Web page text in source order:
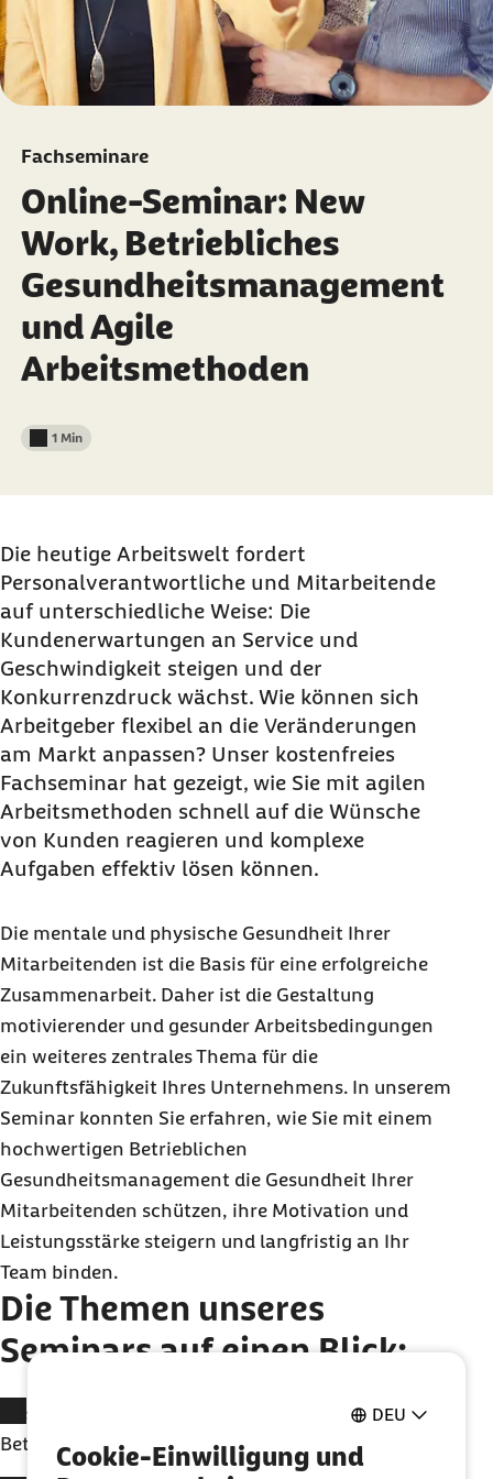
DEU
Cookie-Einwilligung und
Fachseminare
Online-Seminar: New
Work, Betriebliches
Gesundheitsmanagement
und Agile
Arbeitsmethoden
Lesedauer weniger als
1 Min
Die heutige Arbeitswelt fordert
Personalverantwortliche und Mitarbeitende
auf unterschiedliche Weise: Die
Kundenerwartungen an Service und
Geschwindigkeit steigen und der
Konkurrenzdruck wächst. Wie können sich
Arbeitgeber flexibel an die Veränderungen
am Markt anpassen? Unser kostenfreies
Fachseminar hat gezeigt, wie Sie mit agilen
Arbeitsmethoden schnell auf die Wünsche
von Kunden reagieren und komplexe
Aufgaben effektiv lösen können.
Die mentale und physische Gesundheit Ihrer
Mitarbeitenden ist die Basis für eine erfolgreiche
Zusammenarbeit. Daher ist die Gestaltung
motivierender und gesunder Arbeitsbedingungen
ein weiteres zentrales Thema für die
Zukunftsfähigkeit Ihres Unternehmens. In unserem
Seminar konnten Sie erfahren, wie Sie mit einem
hochwertigen Betrieblichen
Gesundheitsmanagement die Gesundheit Ihrer
Mitarbeitenden schützen, ihre Motivation und
Leistungsstärke steigern und langfristig an Ihr
Team binden.
Die Themen unseres
Seminars auf einen Blick:
Welche Chancen bietet das
Betriebliche Gesundheitsmanagement der Barmer